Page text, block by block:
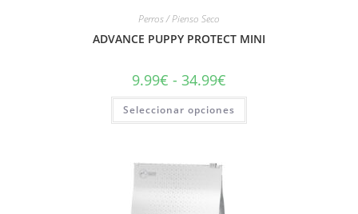
Perros / Pienso Seco
ADVANCE PUPPY PROTECT MINI
9.99€ - 34.99€
Seleccionar opciones